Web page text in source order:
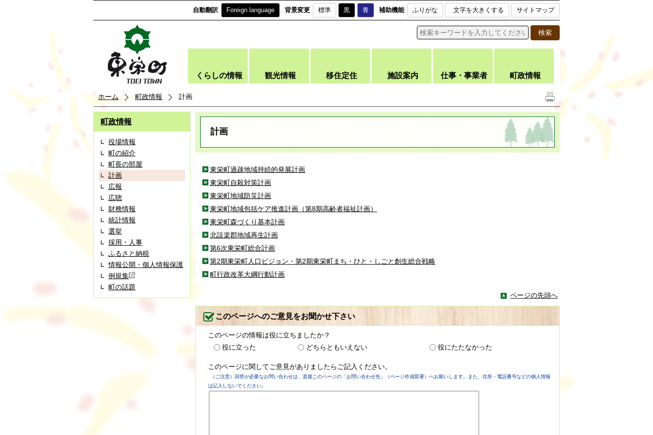
自動翻訳 Foreign language 背景変更 標準 黒 青 補助機能 ふりがな 文字を大きくする サイトマップ
くらしの情報 観光情報 移住定住 施設案内 仕事・事業者 町政情報
ホーム 町政情報 計画
町政情報
役場情報
町の紹介
町長の部屋
計画
広報
広聴
財務情報
統計情報
選挙
採用・人事
ふるさと納税
情報公開・個人情報保護
例規集
町の話題
計画
東栄町過疎地域持続的発展計画
東栄町自殺対策計画
東栄町地域防災計画
東栄町地域包括ケア推進計画（第8期高齢者福祉計画）
東栄町森づくり基本計画
北設楽郡地域再生計画
第6次東栄町総合計画
第2期東栄町人口ビジョン・第2期東栄町まち・ひと・しごと創生総合戦略
町行政改革大綱行動計画
ページの先頭へ
このページへのご意見をお聞かせ下さい
このページの情報は役に立ちましたか？
役に立った
どちらともいえない 役にたたなかった
このページに関してご意見がありましたらご記入ください。
（ご注意）回答が必要なお問い合わせは、直接このページの「お問い合わせ先」（ページ作成部署）へお願いします。また、住所・電話番号などの個人情報
は記入しないでください。